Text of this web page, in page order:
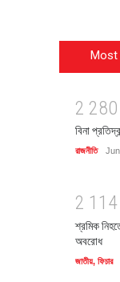
Most
2 280
বিনা
রাজনীতি
2 1 1 4
শ্রমিক
অবরোধ
জাতীয়, ফিচার